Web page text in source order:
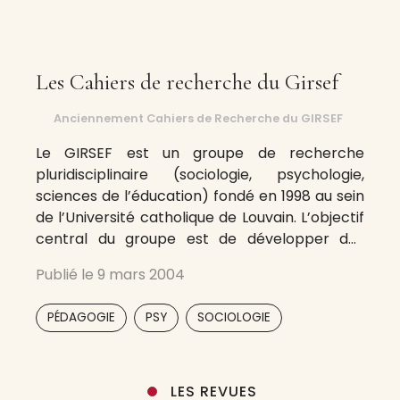
Les Cahiers de recherche du Girsef
Anciennement Cahiers de Recherche du GIRSEF
Le GIRSEF est un groupe de recherche
pluridisciplinaire (sociologie, psychologie,
sciences de l’éducation) fondé en 1998 au sein
de l’Université catholique de Louvain. L’objectif
central du groupe est de développer des
dans le domaine de l’éducation et de la
formation. Les recherches développées
jusqu’à présent ont principalement porté sur
Publié le 9 mars 2004
PÉDAGOGIE PSY SOCIOLOGIE
LES REVUES